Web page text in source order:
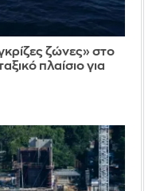
ζώνες» στο
πλαίσιο για